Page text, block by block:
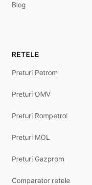
Blog
RETELE
Preturi Petrom
Preturi OMV
Preturi Rompetrol
Preturi MOL
Preturi Gazprom
Comparator retele